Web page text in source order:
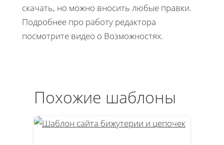
скачать, но можно вносить любые правки.
Подробнее про работу редактора
посмотрите видео о Возможностях.
Похожие шаблоны